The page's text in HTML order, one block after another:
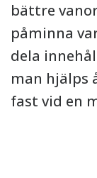
bättre
påminna
dela
man hjälps
fast vid en